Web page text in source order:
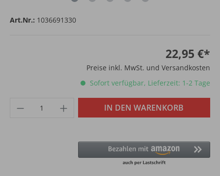
Art.Nr.: 1036691330
22,95 €*
Preise inkl. MwSt. und Versandkosten
Sofort verfügbar, Lieferzeit: 1-2 Tage
IN DEN WARENKORB